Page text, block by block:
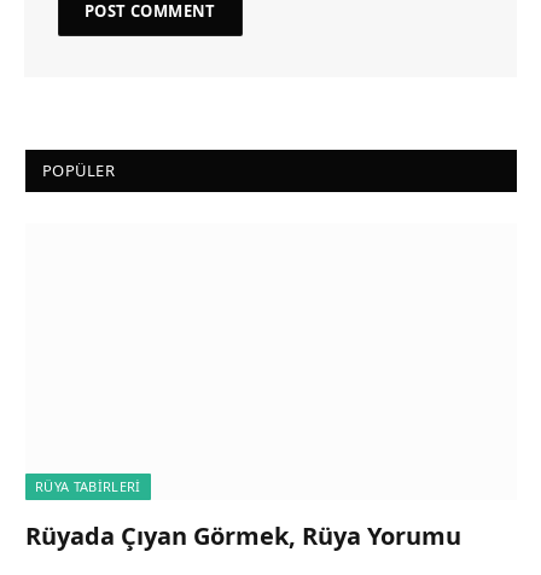
POPÜLER
RÜYA TABIRLERI
Rüyada Çıyan Görmek, Rüya Yorumu